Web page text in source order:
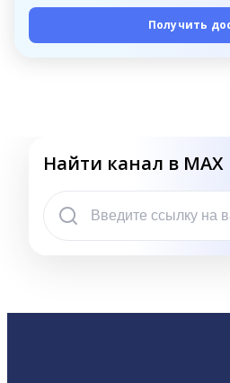
Получить
Найти канал в MAX